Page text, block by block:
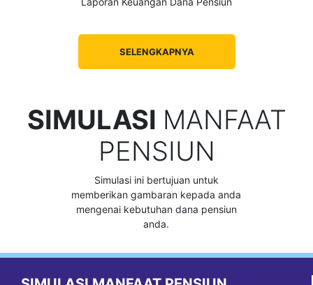
SELENGKAPNYA
SIMULASI MANFAAT
PENSIUN
Simulasi ini bertujuan untuk
memberikan gambaran kepada anda
mengenai kebutuhan dana pensiun
anda.